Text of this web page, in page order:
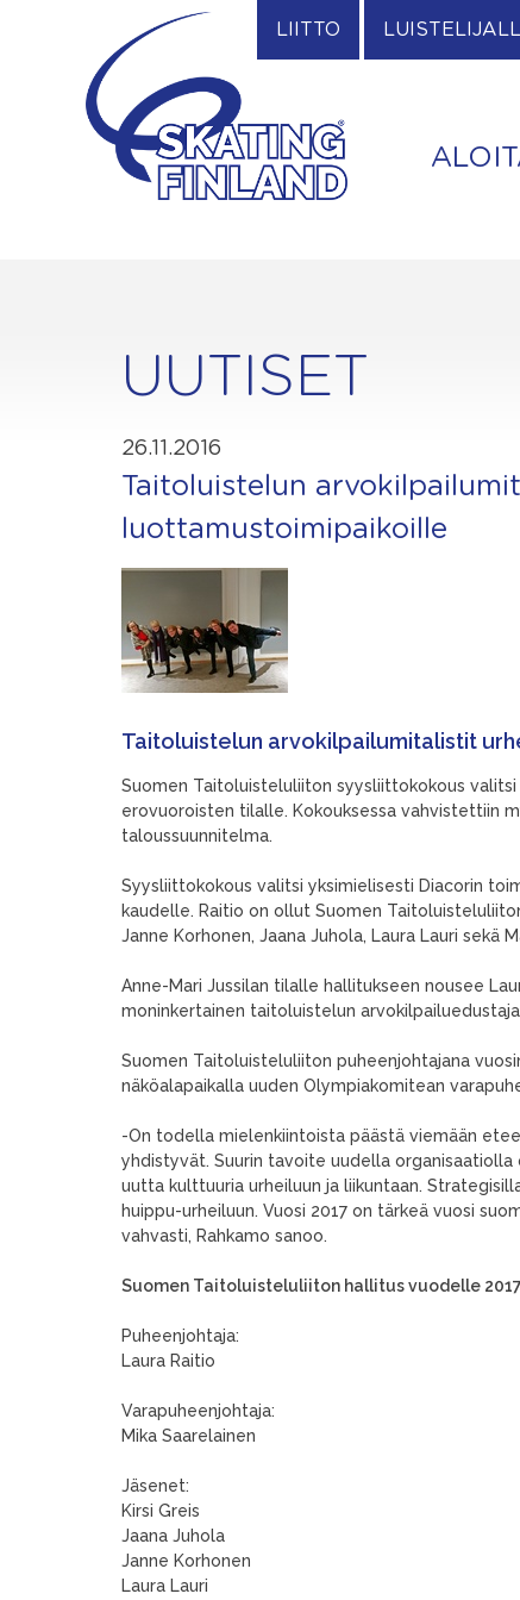
LIITTO
UUTISET
26.11.2016
Taitoluistelun
luottamustoimipaikoille
Taitoluistelun arvokilpailumitalistit
Suomen Taitoluisteluliiton syysliittokokous
erovuoroisten tilalle. Kokouksessa vahvistettiin
taloussuunnitelma.
Syysliittokokous valitsi yksimielisesti Diacorin
kaudelle. Raitio on ollut Suomen
Janne Korhonen, Jaana Juhola, Laura Lauri sekä
Anne-Mari Jussilan tilalle hallitukseen nousee
moninkertainen taitoluistelun
Suomen Taitoluisteluliiton puheenjohtajana
näköalapaikalla uuden Olympiakomitean
-On todella mielenkiintoista päästä viemään
yhdistyvät. Suurin tavoite uudella organisaatiolla
uutta kulttuuria urheiluun ja liikuntaan.
huippu-urheiluun. Vuosi 2017 on tärkeä vuosi
vahvasti, Rahkamo sanoo.
Suomen Taitoluisteluliiton hallitus vuodelle
Puheenjohtaja:
Laura Raitio
Varapuheenjohtaja:
Mika Saarelainen
Jäsenet:
Kirsi Greis
Jaana Juhola
Janne Korhonen
Laura Lauri